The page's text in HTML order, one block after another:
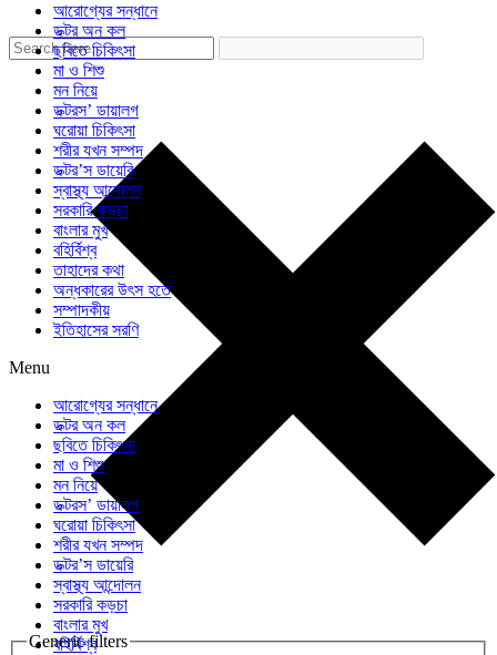
Generic filters
আরোগ্যের সন্ধানে
ডক্টর অন কল
ছবিতে চিকিৎসা
মা ও শিশু
মন নিয়ে
ডক্টরস’ ডায়ালগ
ঘরোয়া চিকিৎসা
শরীর যখন সম্পদ
ডক্টর’স ডায়েরি
স্বাস্থ্য আন্দোলন
সরকারি কড়চা
বাংলার মুখ
বহির্বিশ্ব
তাহাদের কথা
অন্ধকারের উৎস হতে
সম্পাদকীয়
ইতিহাসের সরণি
Menu
আরোগ্যের সন্ধানে
ডক্টর অন কল
ছবিতে চিকিৎসা
মা ও শিশু
মন নিয়ে
ডক্টরস’ ডায়ালগ
ঘরোয়া চিকিৎসা
শরীর যখন সম্পদ
ডক্টর’স ডায়েরি
স্বাস্থ্য আন্দোলন
সরকারি কড়চা
বাংলার মুখ
বহির্বিশ্ব